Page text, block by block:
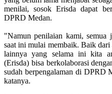
menilai, sosok Erisda dapat
DPRD Medan.
"Namun penilaian kami,
saat ini mulai membaik. Baik
lainnya yang selama ini kita
(Erisda) bisa berkolaborasi
sudah berpengalaman di DPRD
katanya.